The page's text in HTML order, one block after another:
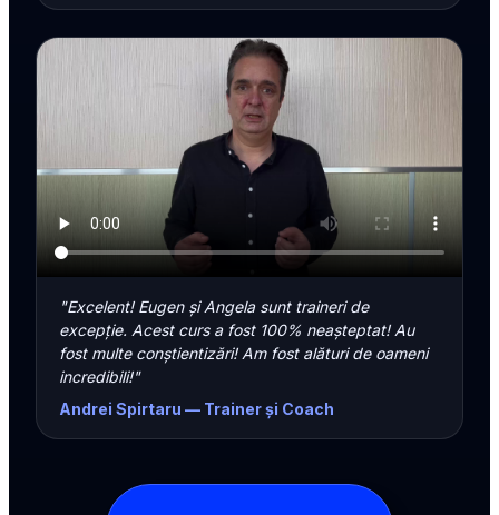
"Excelent! Eugen și Angela sunt traineri de
excepție. Acest curs a fost 100% neașteptat! Au
fost multe conștientizări! Am fost alături de oameni
incredibili!"
Andrei Spirtaru — Trainer și Coach